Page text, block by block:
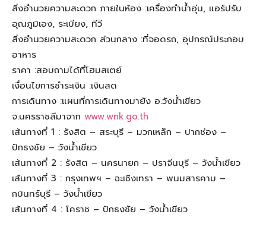
สิ่งอำนวยความสะดวก ภายในห้อง :เครื่องทำน้ำอุ่น, แอร์ปรับ
อุณภูมิเอง, ระเบียง, ทีวี
สิ่งอำนวยความสะดวก ส่วนกลาง :ที่จอดรถ, อุปกรณ์ประกอบ
อาหาร
ราคา :สอบถามได้ที่โฮมสเตย์
เงื่อนไขการชำระเงิน :เงินสด
การเดินทาง :แผนที่การเดินทางมายัง อ.วังน้ำเขียว
จ.นครราชสีมาจาก www.wnk.go.th
เส้นทางที่ 1 : รังสิต – สระบุรี – มวกเหล็ก – ปากช่อง –
ปักธงชัย – วังน้ำเขียว
เส้นทางที่ 2 : รังสิต – นครนายก – ปราจีนบุรี – วังน้ำเขียว
เส้นทางที่ 3 : กรุงเทพฯ – ฉะเชิงเทรา – พนมสารคาม –
กบินทร์บุรี – วังน้ำเขียว
เส้นทางที่ 4 : โคราช – ปักธงชัย – วังน้ำเขียว